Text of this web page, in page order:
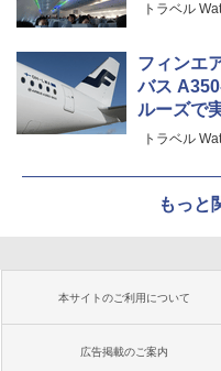
トラベル
フィンエ
バス
ルーズで
トラベル
もっと
本サイトのご利用について
広告掲載のご案内